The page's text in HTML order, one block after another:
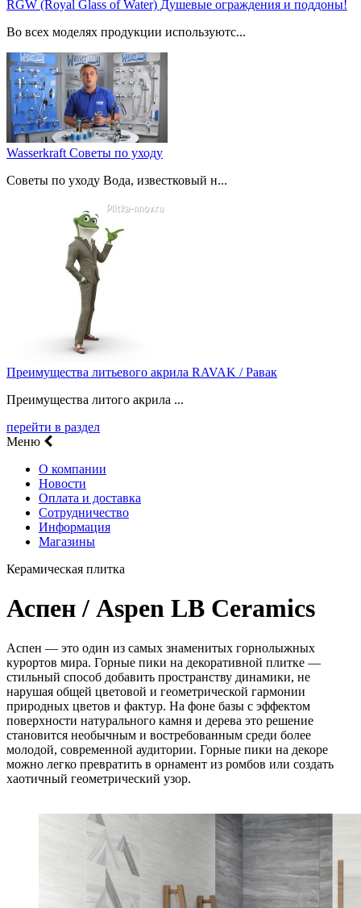
RGW (Royal Glass of Water) Душевые ограждения и поддоны!
Во всех моделях продукции используютс...
Wasserkraft Советы по уходу
Советы по уходу Вода, известковый н...
Преимущества литьевого акрила RAVAK / Равак
Преимущества литого акрила ...
перейти в раздел
Меню
О компании
Новости
Оплата и доставка
Сотрудничество
Информация
Магазины
Керамическая плитка
Аспен / Aspen LB Ceramics
Аспен — это один из самых знаменитых горнолыжных
курортов мира. Горные пики на декоративной плитке —
стильный способ добавить пространству динамики, не
нарушая общей цветовой и геометрической гармонии
природных цветов и фактур. На фоне базы с эффектом
поверхности натурального камня и дерева это решение
становится необычным и востребованным среди более
молодой, современной аудитории. Горные пики на декоре
можно легко превратить в орнамент из ромбов или создать
хаотичный геометрический узор.